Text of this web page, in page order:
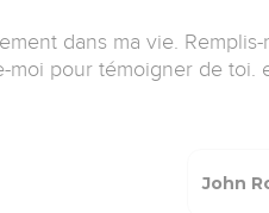
dans ma vie.
moi pour témoigner de toi.
John